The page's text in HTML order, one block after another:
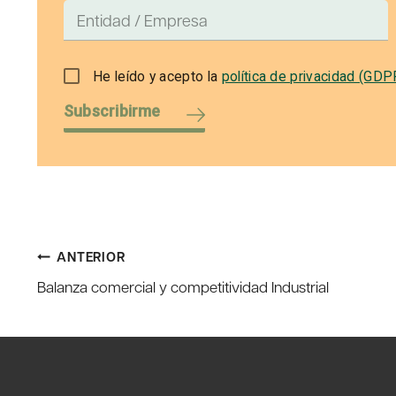
He leído y acepto la política de privacidad
Subscribirme
Navegación
de
entradas
ANTERIOR
Balanza comercial y competitividad Industrial